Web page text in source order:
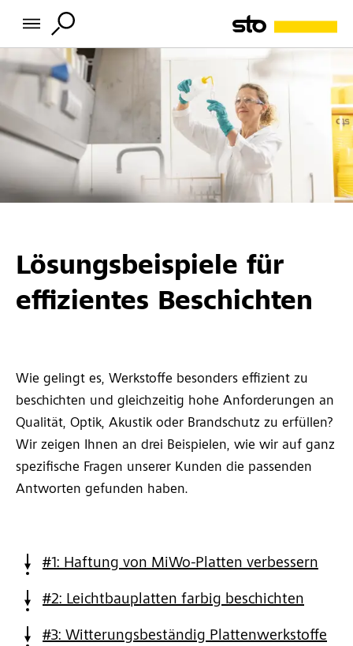
Lösungsbeispiele für
effizientes Beschichten
Wie gelingt es, Werkstoffe besonders effizient zu
beschichten und gleichzeitig hohe Anforderungen an
Qualität, Optik, Akustik oder Brandschutz zu erfüllen?
Wir zeigen Ihnen an drei Beispielen, wie wir auf ganz
spezifische Fragen unserer Kunden die passenden
Antworten gefunden haben.
#1: Haftung von MiWo-Platten verbessern
#2: Leichtbauplatten farbig beschichten
#3: Witterungsbeständig Plattenwerkstoffe